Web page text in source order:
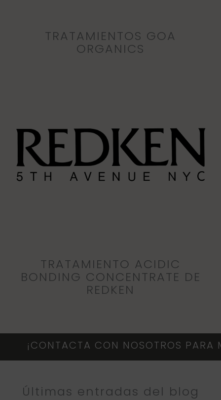
TRATAMIENTOS GOA
ORGANICS
TRATAMIENTO ACIDIC
BONDING CONCENTRATE DE
REDKEN
¡CONTACTA CON NOSOTROS PARA
Últimas entradas del blog